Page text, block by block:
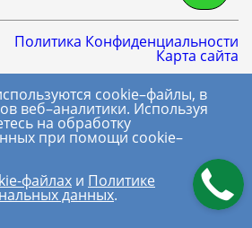
машины
чиллеры
термостаты нагрев
нагревающие термостаты
группы
криостаты
чиллеры
термостаты нагрев охлаждение
Далее
платформе с верхней
Политика Конфиденциальности
Карта сайта
cookie–файлы, в
веб–аналитики. Используя
на обработку
при помощи cookie–
файлах и Политике
данных.